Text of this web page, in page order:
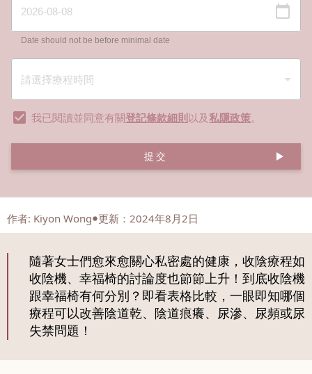
Date should not be before minimal date
我已閱讀並同意有關登記條款細則以及私隱政策。
提交
作者: Kiyon Wong 更新：2024年8月2日
隨著女士們愈來愈關心私密處的健康，收陰療程如
收陰機、幸福椅的討論度也節節上升！到底收陰機
跟幸福椅有何分別？即看表格比較，一眼即知哪個
療程可以改善陰道乾、陰道痕癢、尿滲、尿頻或尿
失禁問題！